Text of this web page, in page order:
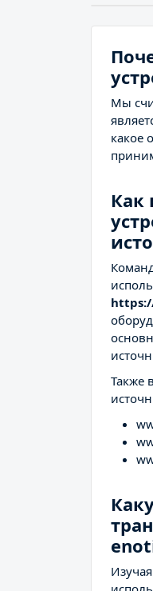
Мы
какое
Как
Также